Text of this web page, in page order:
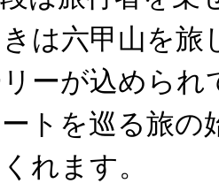
は六甲山を旅
ーが込めら
トを巡る旅
れます。